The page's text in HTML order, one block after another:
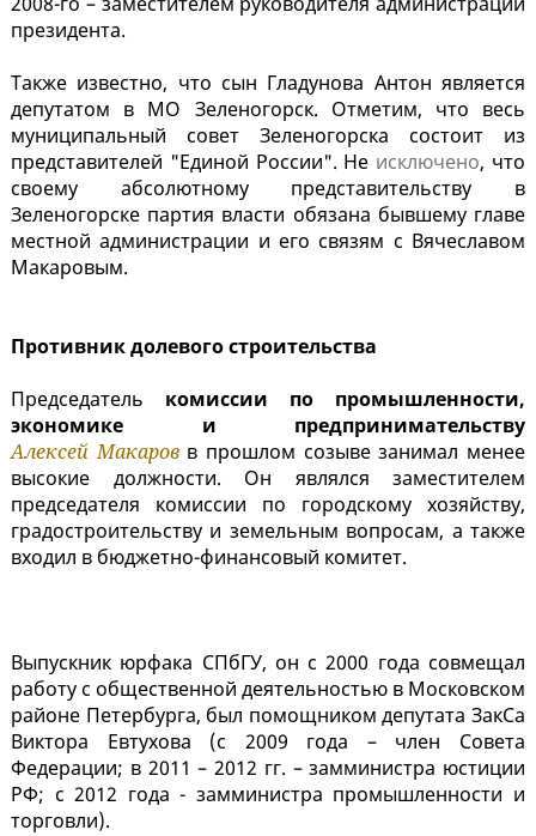
президента.
Также известно, что сын Гладунова Антон является
депутатом в МО Зеленогорск. Отметим, что весь
муниципальный совет Зеленогорска состоит из
представителей "Единой России". Не исключено, что
своему абсолютному представительству в
Зеленогорске партия власти обязана бывшему главе
местной администрации и его связям с Вячеславом
Макаровым.
Противник долевого строительства
Председатель комиссии по промышленности,
экономике и предпринимательству
Алексей Макаровв прошлом созыве занимал менее
высокие должности. Он являлся заместителем
председателя комиссии по городскому хозяйству,
градостроительству и земельным вопросам, а также
входил в бюджетно-финансовый комитет.
Выпускник юрфака СПбГУ, он с 2000 года совмещал
работу с общественной деятельностью в Московском
районе Петербурга, был помощником депутата ЗакСа
Виктора Евтухова (с 2009 года – член Совета
Федерации; в 2011 – 2012 гг. – замминистра юстиции
РФ; с 2012 года - замминистра промышленности и
торговли).